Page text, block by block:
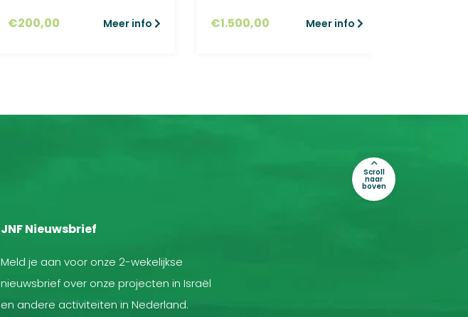
€200,00 Meer info €1.500,00 Meer info
Scroll
naar
boven
JNF Nieuwsbrief
Meld je aan voor onze 2-wekelijkse
nieuwsbrief over onze projecten in Israël
en andere activiteiten in Nederland.